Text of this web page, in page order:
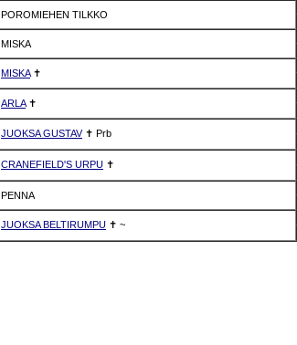
POROMIEHEN TILKKO
MISKA
MISKA✝
ARLA✝
JUOKSA GUSTAV✝ Prb
CRANEFIELD'S URPU ✝
PENNA
JUOKSA BELTIRUMPU ✝ ~